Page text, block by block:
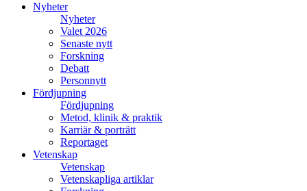
Nyheter
Nyheter
Valet 2026
Senaste nytt
Forskning
Debatt
Personnytt
Fördjupning
Fördjupning
Metod, klinik & praktik
Karriär & porträtt
Reportaget
Vetenskap
Vetenskap
Vetenskapliga artiklar